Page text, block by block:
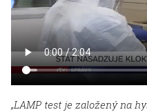
„LAMP test je založený na